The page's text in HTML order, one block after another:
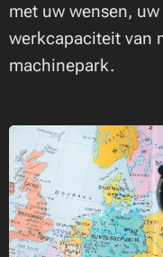
met uw wensen,
werkcapaciteit van
machinepark.